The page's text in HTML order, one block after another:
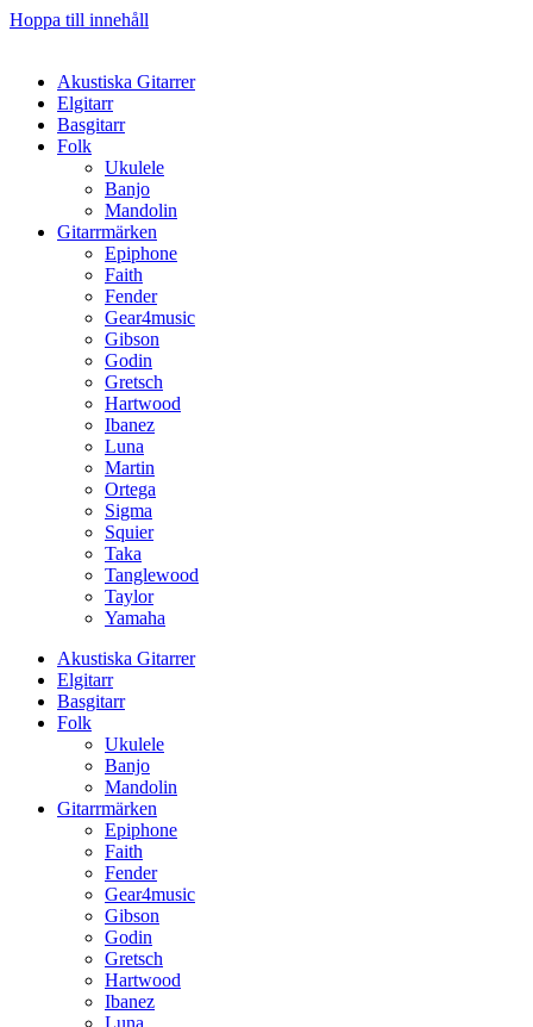
Hoppa till innehåll
Akustiska Gitarrer
Elgitarr
Basgitarr
Folk
Ukulele
Banjo
Mandolin
Gitarrmärken
Epiphone
Faith
Fender
Gear4music
Gibson
Godin
Gretsch
Hartwood
Ibanez
Luna
Martin
Ortega
Sigma
Squier
Taka
Tanglewood
Taylor
Yamaha
Akustiska Gitarrer
Elgitarr
Basgitarr
Folk
Ukulele
Banjo
Mandolin
Gitarrmärken
Epiphone
Faith
Fender
Gear4music
Gibson
Godin
Gretsch
Hartwood
Ibanez
Luna